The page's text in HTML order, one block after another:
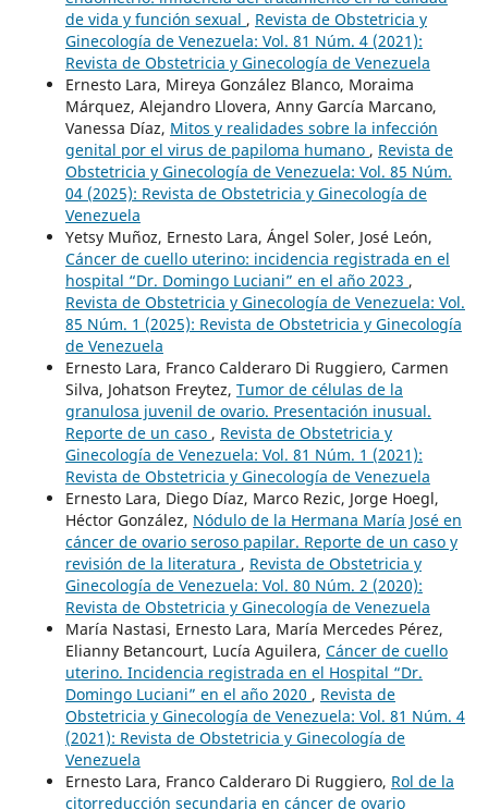
de vida y función sexual , Revista de Obstetricia y
Ginecología de Venezuela: Vol. 81 Núm. 4 (2021):
Revista de Obstetricia y Ginecología de Venezuela
Ernesto Lara, Mireya González Blanco, Moraima
Márquez, Alejandro Llovera, Anny García Marcano,
Vanessa Díaz, Mitos y realidades sobre la infección
genital por el virus de papiloma humano , Revista de
Obstetricia y Ginecología de Venezuela: Vol. 85 Núm.
04 (2025): Revista de Obstetricia y Ginecología de
Venezuela
Yetsy Muñoz, Ernesto Lara, Ángel Soler, José León,
Cáncer de cuello uterino: incidencia registrada en el
hospital “Dr. Domingo Luciani” en el año 2023 ,
Revista de Obstetricia y Ginecología de Venezuela: Vol.
85 Núm. 1 (2025): Revista de Obstetricia y Ginecología
de Venezuela
Ernesto Lara, Franco Calderaro Di Ruggiero, Carmen
Silva, Johatson Freytez, Tumor de células de la
granulosa juvenil de ovario. Presentación inusual.
Reporte de un caso , Revista de Obstetricia y
Ginecología de Venezuela: Vol. 81 Núm. 1 (2021):
Revista de Obstetricia y Ginecología de Venezuela
Ernesto Lara, Diego Díaz, Marco Rezic, Jorge Hoegl,
Héctor González, Nódulo de la Hermana María José en
cáncer de ovario seroso papilar. Reporte de un caso y
revisión de la literatura , Revista de Obstetricia y
Ginecología de Venezuela: Vol. 80 Núm. 2 (2020):
Revista de Obstetricia y Ginecología de Venezuela
María Nastasi, Ernesto Lara, María Mercedes Pérez,
Elianny Betancourt, Lucía Aguilera, Cáncer de cuello
uterino. Incidencia registrada en el Hospital “Dr.
Domingo Luciani” en el año 2020 , Revista de
Obstetricia y Ginecología de Venezuela: Vol. 81 Núm. 4
(2021): Revista de Obstetricia y Ginecología de
Venezuela
Ernesto Lara, Franco Calderaro Di Ruggiero, Rol de la
citorreducción secundaria en cáncer de ovario